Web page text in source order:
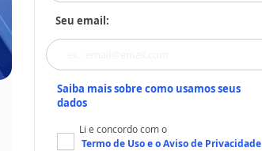
Seu email:
Saiba mais sobre como usamos seus
dados
Li e concordo com o
Termo de Usoe oAviso de Privacidade